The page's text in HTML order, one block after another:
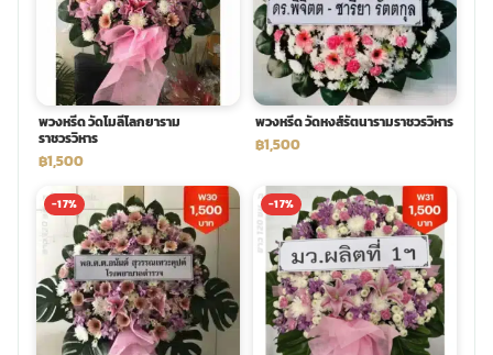
พวงหรีด วัดโมลีโลกยาราม
ราชวรวิหาร
฿1,500
พวงหรีด วัดหงส์รัตนารามราชวรวิหาร
฿1,500
-17% -17%